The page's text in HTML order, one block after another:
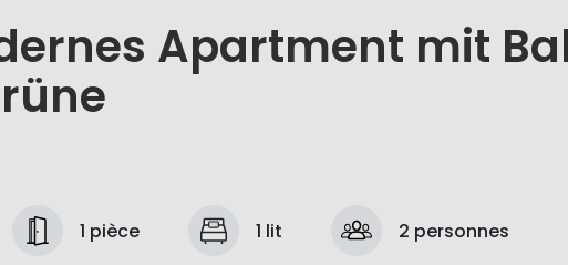
Apartment mit
1 pièce 1 lit 2 personnes